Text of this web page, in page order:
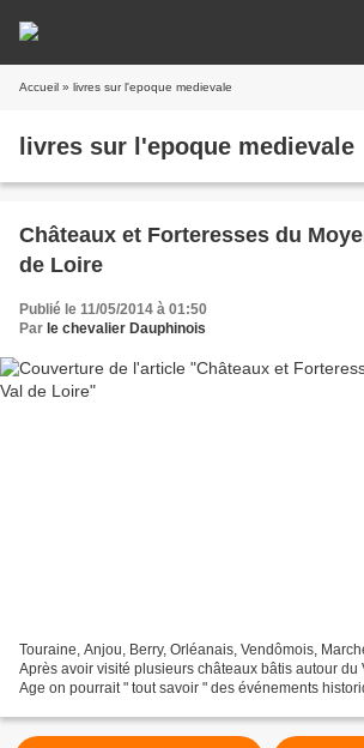
Accueil » livres sur l'epoque medievale
livres sur l'epoque medievale
Châteaux et Forteresses du
de Loire
Publié le 11/05/2014 à 01:50
Par le chevalier Dauphinois
Touraine, Anjou, Berry, Orléanais, Vendômois,
Après avoir visité plusieurs châteaux bâtis autour du
Age on pourrait " tout savoir " des événements